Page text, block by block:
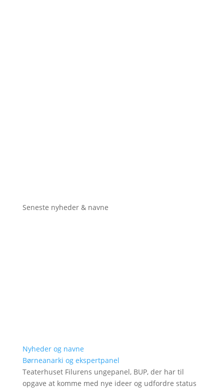
Seneste nyheder & navne
Nyheder og navne
Børneanarki og ekspertpanel
Teaterhuset Filurens ungepanel, BUP, der har til
opgave at komme med nye ideer og udfordre status